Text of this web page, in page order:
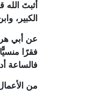
أثبتَ
الكبير،
عن أبي
فقرًا
فالساعة
من